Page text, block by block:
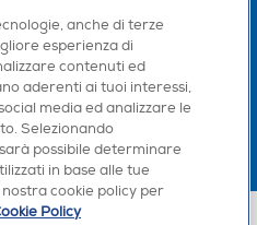
Montefeltro, 6/a 20156 Milano
anche di terze
esperienza di
contenuti ed
aderenti ai tuoi interessi,
media ed analizzare le
Selezionando
possibile determinare
in base alle tue
cookie policy per
Policy